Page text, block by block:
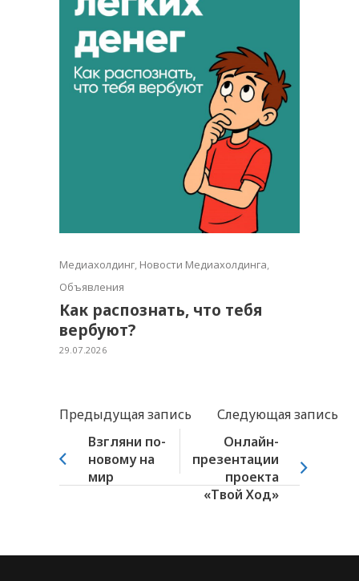
Медиахолдинг, Новости Медиахолдинга,
Объявления
Как распознать, что тебя
вербуют?
29.07.2026
Предыдущая запись
Следующая запись
Взгляни по-
новому на
мир
Онлайн-
презентации
проекта
«Твой Ход»